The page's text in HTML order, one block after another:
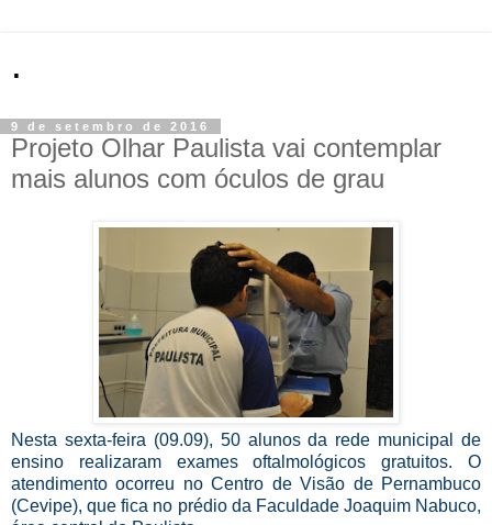
.
9 de setembro de 2016
Projeto Olhar Paulista vai contemplar
mais alunos com óculos de grau
Nesta sexta-feira (09.09), 50 alunos da rede municipal de
ensino realizaram exames oftalmológicos gratuitos. O
atendimento ocorreu no Centro de Visão de Pernambuco
(Cevipe), que fica no prédio da Faculdade Joaquim Nabuco,